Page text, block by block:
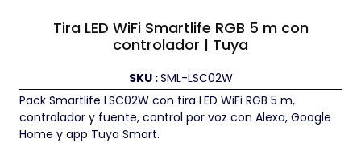
Tira LED WiFi Smartlife RGB 5 m con
controlador | Tuya
SKU :SML-LSC02W
Pack Smartlife LSC02W con tira LED WiFi RGB 5 m,
controlador y fuente, control por voz con Alexa, Google
Home y app Tuya Smart.